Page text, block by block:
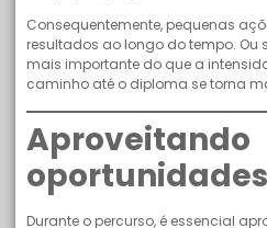
Consequentemente, pequenas
resultados ao longo do tempo. Ou
mais importante do que a
caminho até o diploma se torna
Aproveitando
Durante o percurso, é essencial